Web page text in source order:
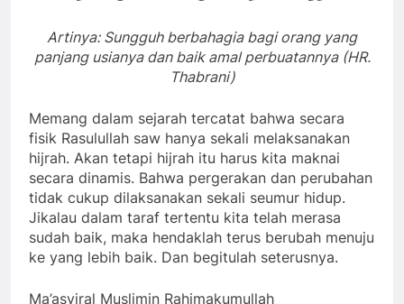
Artinya: Sungguh berbahagia bagi orang yang
panjang usianya dan baik amal perbuatannya (HR.
Thabrani)
Memang dalam sejarah tercatat bahwa secara
fisik Rasulullah saw hanya sekali melaksanakan
hijrah. Akan tetapi hijrah itu harus kita maknai
secara dinamis. Bahwa pergerakan dan perubahan
tidak cukup dilaksanakan sekali seumur hidup.
Jikalau dalam taraf tertentu kita telah merasa
sudah baik, maka hendaklah terus berubah menuju
ke yang lebih baik. Dan begitulah seterusnya.
Ma’asyiral Muslimin Rahimakumullah